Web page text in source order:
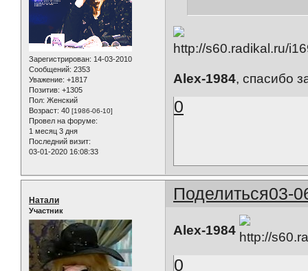
Зарегистрирован: 14-03-2010
Сообщений: 2353
Уважение: +1817
Позитив: +1305
Пол: Женский
Возраст: 40 [1986-06-10]
Провел на форуме:
1 месяц 3 дня
Последний визит:
03-01-2020 16:08:33
Alex-1984, спасибо
0
Поделиться03-
Натали
Участник
Alex-1984
0